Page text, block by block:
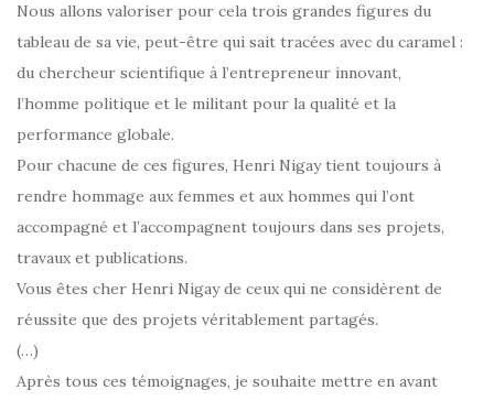
Nous allons valoriser pour cela trois grandes figures du
tableau de sa vie, peut-être qui sait tracées avec du caramel :
du chercheur scientifique à l’entrepreneur innovant,
l’homme politique et le militant pour la qualité et la
performance globale.
Pour chacune de ces figures, Henri Nigay tient toujours à
rendre hommage aux femmes et aux hommes qui l’ont
accompagné et l’accompagnent toujours dans ses projets,
travaux et publications.
Vous êtes cher Henri Nigay de ceux qui ne considèrent de
réussite que des projets véritablement partagés.
(…)
Après tous ces témoignages, je souhaite mettre en avant